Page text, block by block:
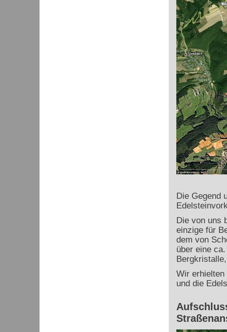
Die Gegend
Die von uns
einzige für
dem von
über eine
Wir erhielten
und die